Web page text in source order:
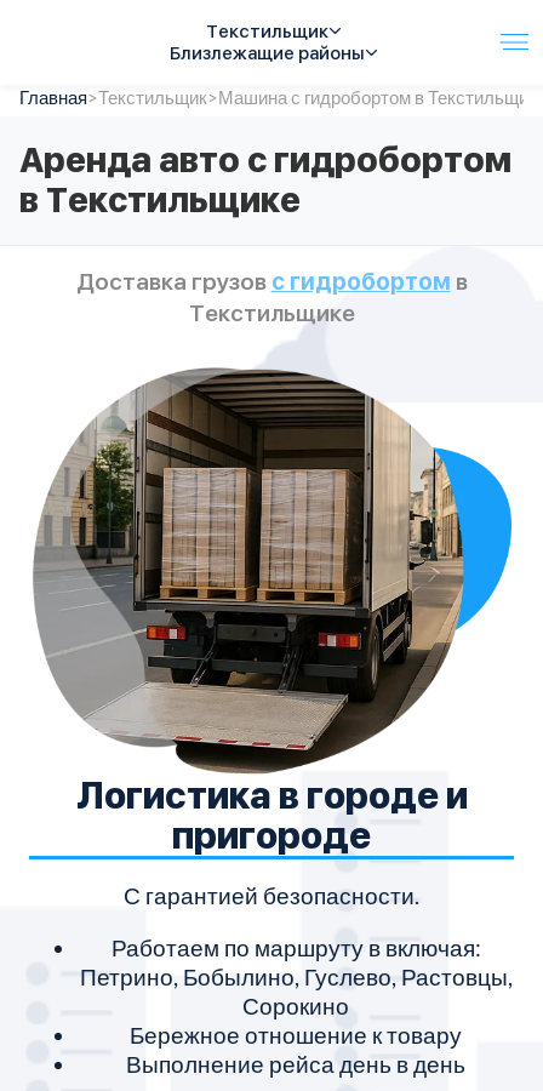
Текстильщик
Близлежащие районы
Услуги
Автопарк
Тарифы
Акции
Контакты
Главная>Текстильщик>Машина с гидробортом в
Аренда авто с гидробортом
в Текстильщике
Доставка грузов с гидробортом в
Текстильщике
Логистика в городе и
пригороде
С гарантией безопасности.
Работаем по маршруту в включая:
Петрино, Бобылино, Гуслево, Растовцы,
Сорокино
Бережное отношение к товару
Выполнение рейса день в день